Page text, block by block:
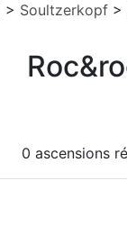
> Soultzerkopf >
0 ascensions